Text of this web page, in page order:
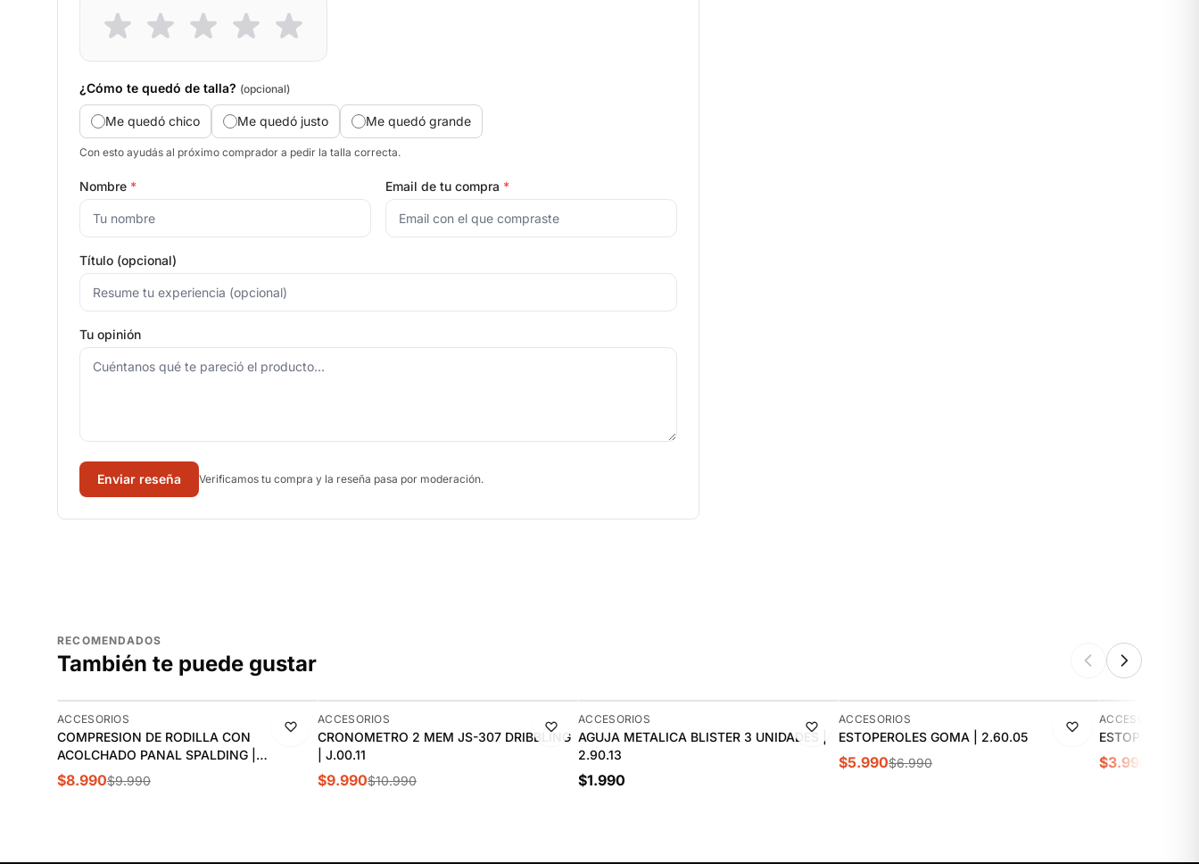
¿Cómo te quedó de talla? (opcional)
Me quedó chico Me quedó justo Me quedó grande
Con esto ayudás al próximo comprador a pedir la talla correcta.
Nombre * Email de tu compra *
Título (opcional)
Tu opinión
Enviar reseña Verificamos tu compra y la reseña pasa por moderación.
RECOMENDADOS
También te puede gustar
-10%
ACCESORIOS
COMPRESION DE RODILLA CON
ACOLCHADO PANAL SPALDING |
SPACONE009
$8.990$9.990
-9%
ACCESORIOS
CRONOMETRO 2 MEM JS-307 DRIBBLING
| J.00.11
$9.990$10.990
ACCESORIOS
AGUJA METALICA BLISTER 3 UNIDADES |
2.90.13
$1.990
-14%
ACCESORIOS
ESTOPEROLES GOMA | 2.60.05
$5.990$6.990
-20%
ACCESORIOS
ESTOPEROLES
$3.990